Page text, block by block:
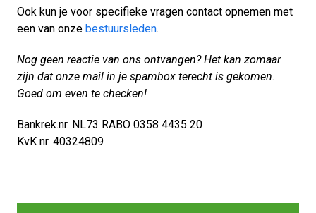
Ook kun je voor specifieke vragen contact opnemen met
een van onze bestuursleden.
Nog geen reactie van ons ontvangen? Het kan zomaar
zijn dat onze mail in je spambox terecht is gekomen.
Goed om even te checken!
Bankrek.nr. NL73 RABO 0358 4435 20
KvK nr. 40324809